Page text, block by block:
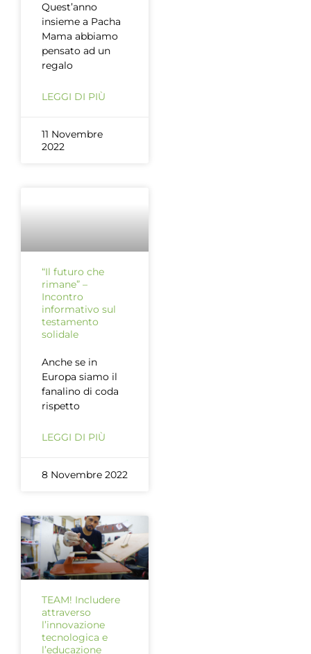
Quest’anno
insieme a Pacha
Mama abbiamo
pensato ad un
regalo
LEGGI DI PIÙ
11 Novembre
2022
“Il futuro che
rimane” –
Incontro
informativo sul
testamento
solidale
Anche se in
Europa siamo il
fanalino di coda
rispetto
LEGGI DI PIÙ
8 Novembre 2022
TEAM! Includere
attraverso
l’innovazione
tecnologica e
l’educazione